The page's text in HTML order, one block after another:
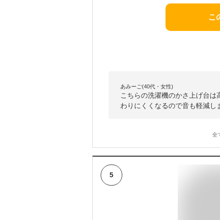
こ
あみーご(40代・女性)
こちらの洗濯機のかさ上げ台
わりにくくなるので音も軽減し
全
5